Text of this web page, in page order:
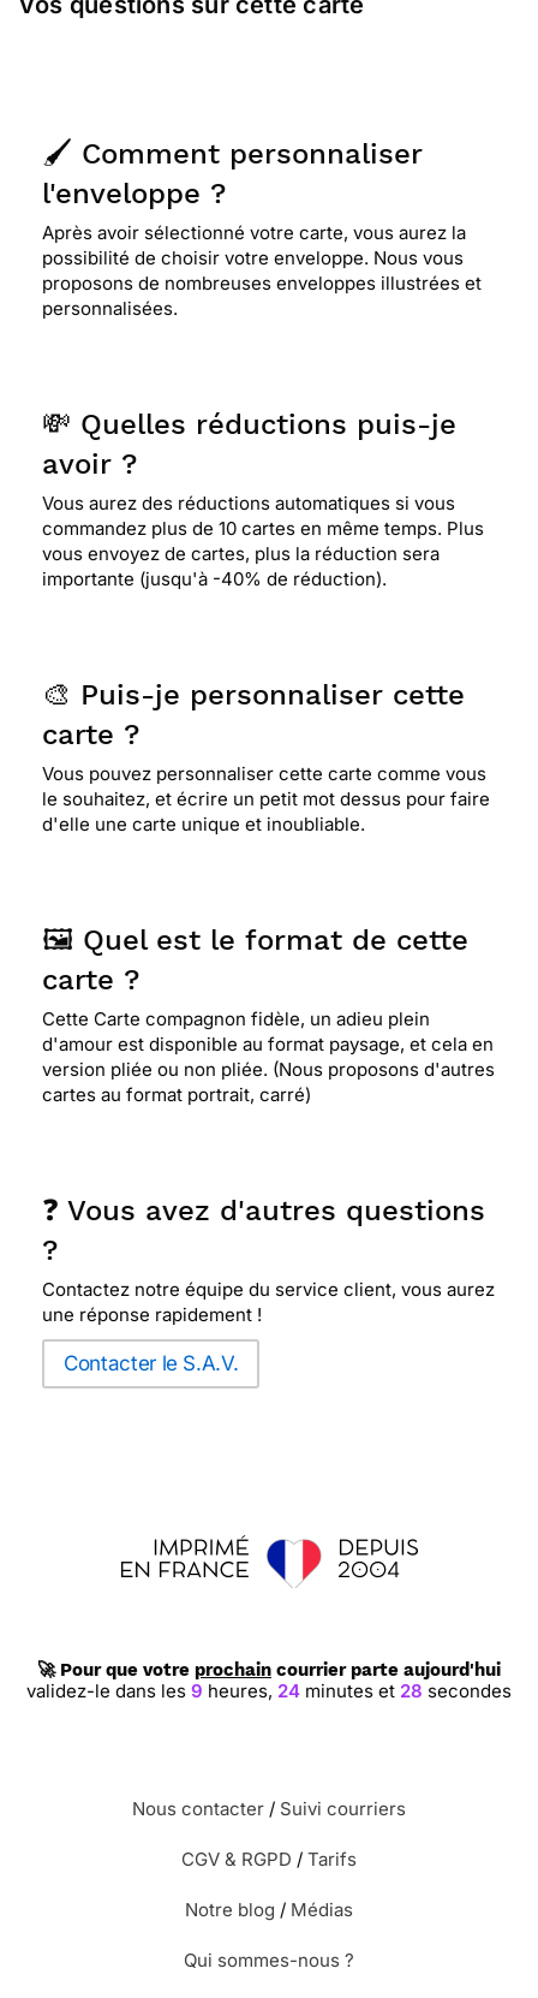
🖌️ Comment personnaliser
l'enveloppe ?
Après avoir sélectionné votre carte, vous aurez la
possibilité de choisir votre enveloppe. Nous vous
proposons de nombreuses enveloppes illustrées et
personnalisées.
💸 Quelles réductions puis-je
avoir ?
Vous aurez des réductions automatiques si vous
commandez plus de 10 cartes en même temps. Plus
vous envoyez de cartes, plus la réduction sera
importante (jusqu'à -40% de réduction).
🎨 Puis-je personnaliser cette
carte ?
Vous pouvez personnaliser cette carte comme vous
le souhaitez, et écrire un petit mot dessus pour faire
d'elle une carte unique et inoubliable.
🖼️ Quel est le format de cette
carte ?
Cette Carte compagnon fidèle, un adieu plein
d'amour est disponible au format paysage, et cela en
version pliée ou non pliée. (Nous proposons d'autres
cartes au format portrait, carré)
❓ Vous avez d'autres questions
?
Contactez notre équipe du service client, vous aurez
une réponse rapidement !
Contacter le S.A.V.
🚀 Pour que votre prochain courrier parte aujourd'hui
validez-le dans les9 heures, 24 minutes et 27 secondes
Nous contacter / Suivi courriers
CGV & RGPD / Tarifs
Notre blog / Médias
Qui sommes-nous ?